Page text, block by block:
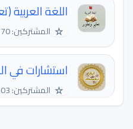
اللغة العربية
☆ المشتركين: 2,770
استشارات في
☆ المشتركين: 5,503